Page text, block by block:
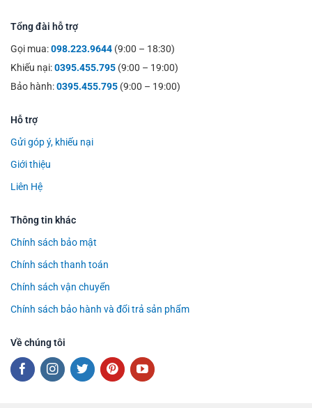
Tổng đài hỗ trợ
Gọi mua:098.223.9644 (9:00 – 18:30)
Khiếu nại:0395.455.795 (9:00 – 19:00)
Bảo hành:0395.455.795 (9:00 – 19:00)
Hỗ trợ
Gửi góp ý, khiếu nại
Giới thiệu
Liên Hệ
Thông tin khác
Chính sách bảo mật
Chính sách thanh toán
Chính sách vận chuyển
Chính sách bảo hành và đổi trả sản phẩm
Về chúng tôi